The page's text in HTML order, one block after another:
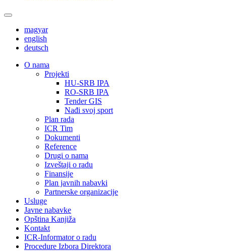
magyar
english
deutsch
О nama
Projekti
HU-SRB IPA
RO-SRB IPA
Tender GIS
Nađi svoj sport
Plan rada
ICR Tim
Dokumenti
Reference
Drugi o nama
Izveštaji o radu
Finansije
Plan javnih nabavki
Partnerske organizacije
Usluge
Javne nabavke
Opština Kanjiža
Kontakt
ICR-Informator o radu
Procedure Izbora Direktora